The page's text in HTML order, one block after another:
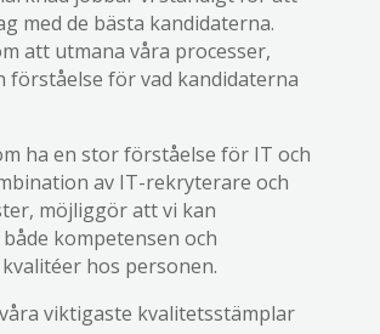
med de bästa kandidaterna.
att utmana våra processer,
förståelse för vad kandidaterna
ha en stor förståelse för IT och
av IT-rekryterare och
möjliggör att vi kan
kompetensen och
hos personen.
viktigaste kvalitetsstämplar